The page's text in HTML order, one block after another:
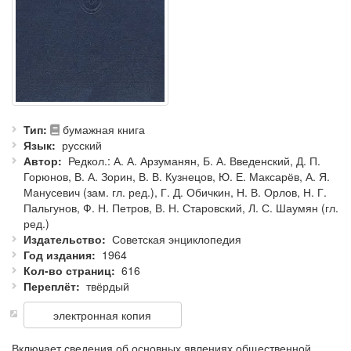
Тип
бумажная книга
Язык
русский
Автор
Редкол.: А. А. Арзуманян, Б. А. Введенский, Д. П.
Горюнов, В. А. Зорин, В. В. Кузнецов, Ю. Е. Максарёв, А. Я.
Манусевич (зам. гл. ред.), Г. Д. Обичкин, Н. В. Орлов, Н. Г.
Пальгунов, Ф. Н. Петров, В. Н. Старовский, Л. С. Шаумян (гл.
ред.)
Издательство
Советская энциклопедия
Год издания
1964
Кол-во страниц
616
Переплёт
твёрдый
электронная копия
Включает сведения об основных явлениях общественной,